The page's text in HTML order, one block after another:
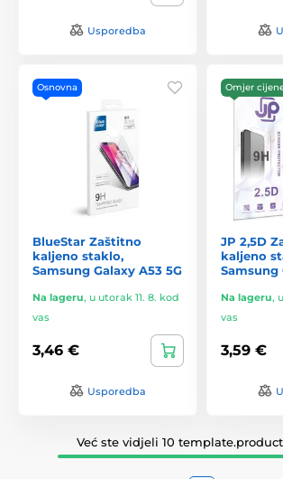
Usporedba
Osnovna
BlueStar Zaštitno
kaljeno staklo,
Samsung Galaxy A53 5G
Na lageru, u utorak 11. 8. kod
vas
3,46 €
Usporedba
Omjer
JP 2,5D
kaljeno
Samsung
Na lageru,
vas
3,59 €
Već ste vidjeli 10